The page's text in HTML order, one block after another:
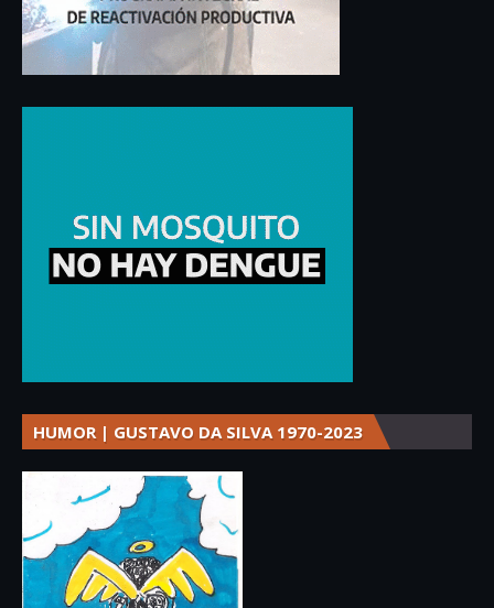
HUMOR | GUSTAVO DA SILVA 1970-2023